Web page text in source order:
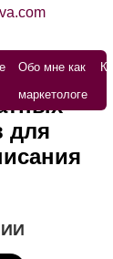
Обо мне как
маркетологе
для